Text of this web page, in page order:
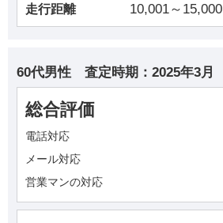
走行距離 10,001～15,000
60代男性 査定時期： 2025年3月
総合評価
電話対応
メール対応
営業マンの対応